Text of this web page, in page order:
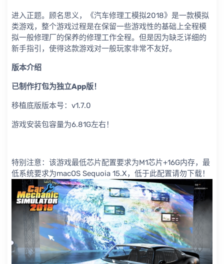
进入正题。顾名思义，《汽车修理工模拟2018》是一款模拟
类游戏，整个游戏过程是在保留一些游戏性的基础上全程模
拟一般修理厂的保养的修理工作全程。但是因为缺乏详细的
新手指引，使得这款游戏对一般玩家非常不友好。
版本介绍
已制作打包为独立App版！
移植底版版本号：v1.7.0
游戏安装包容量为6.81G左右！
特别注意：该游戏最低芯片配置要求为M1芯片+16G内存，最
低系统要求为macOS Sequoia 15.X，低于此配置请勿下载！